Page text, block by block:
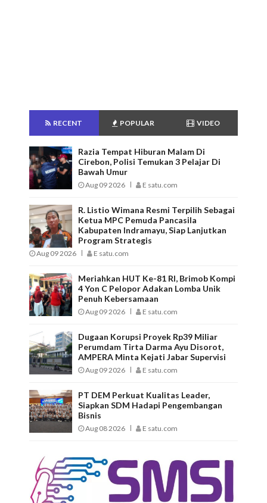
RECENT POPULAR VIDEO
Razia Tempat Hiburan Malam Di
Cirebon, Polisi Temukan 3 Pelajar Di
Bawah Umur
Aug 09 2026 E satu.com
R. Listio Wimana Resmi Terpilih Sebagai
Ketua MPC Pemuda Pancasila
Kabupaten Indramayu, Siap Lanjutkan
Program Strategis
Aug 09 2026 E satu.com
Meriahkan HUT Ke-81 RI, Brimob Kompi
4 Yon C Pelopor Adakan Lomba Unik
Penuh Kebersamaan
Aug 09 2026 E satu.com
Dugaan Korupsi Proyek Rp39 Miliar
Perumdam Tirta Darma Ayu Disorot,
AMPERA Minta Kejati Jabar Supervisi
Aug 09 2026 E satu.com
PT DEM Perkuat Kualitas Leader,
Siapkan SDM Hadapi Pengembangan
Bisnis
Aug 08 2026 E satu.com